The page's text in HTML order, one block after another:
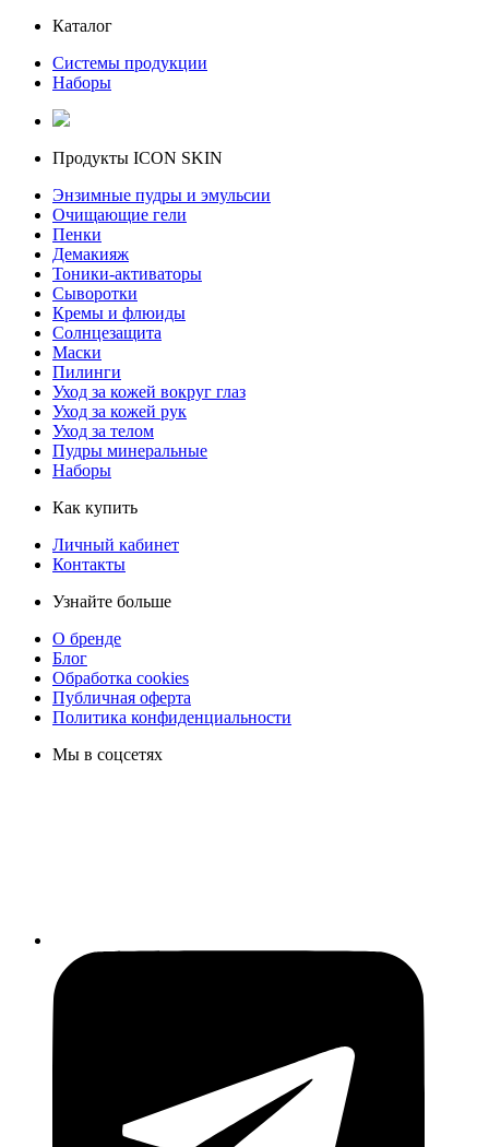
Каталог
Системы продукции
Наборы
Продукты ICON SKIN
Энзимные пудры и эмульсии
Очищающие гели
Пенки
Демакияж
Тоники-активаторы
Сыворотки
Кремы и флюиды
Солнцезащита
Маски
Пилинги
Уход за кожей вокруг глаз
Уход за кожей рук
Уход за телом
Пудры минеральные
Наборы
Как купить
Личный кабинет
Контакты
Узнайте больше
О бренде
Блог
Обработка cookies
Публичная оферта
Политика конфиденциальности
Мы в соцсетях